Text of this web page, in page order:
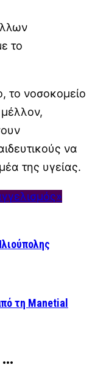
το
το νοσοκομείο
να
της υγείας.
τη Manetial
…